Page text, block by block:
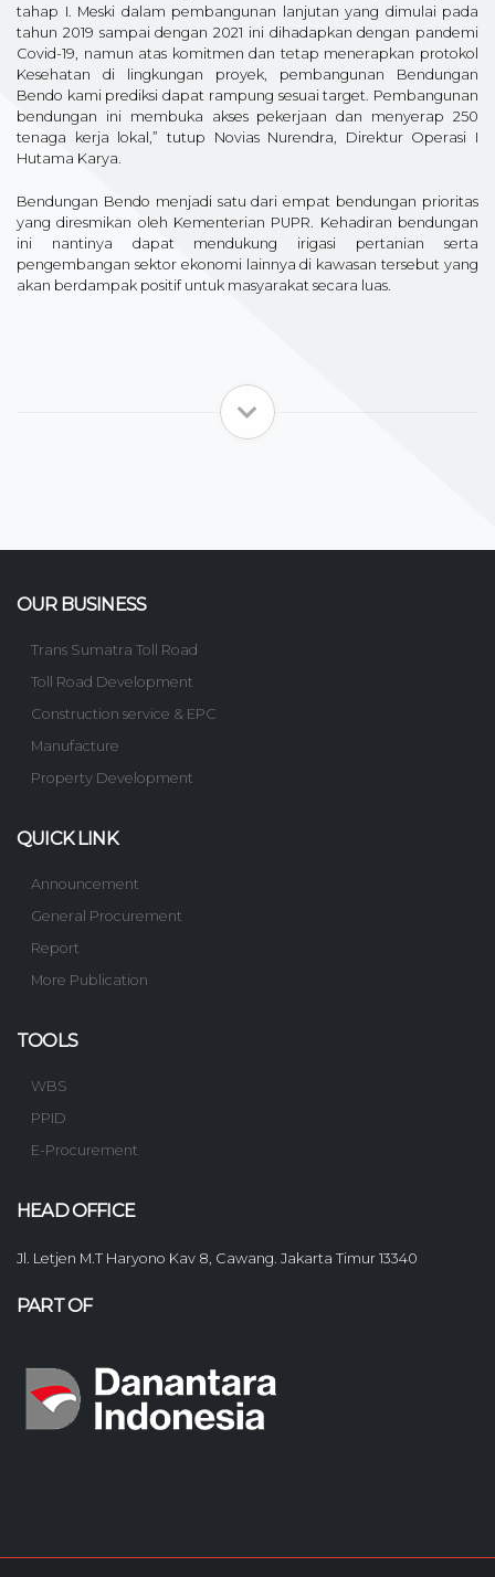
tahap I. Meski dalam pembangunan lanjutan yang dimulai pada
tahun 2019 sampai dengan 2021 ini dihadapkan dengan pandemi
Covid-19, namun atas komitmen dan tetap menerapkan protokol
Kesehatan di lingkungan proyek, pembangunan Bendungan
Bendo kami prediksi dapat rampung sesuai target. Pembangunan
bendungan ini membuka akses pekerjaan dan menyerap 250
tenaga kerja lokal,” tutup Novias Nurendra, Direktur Operasi I
Hutama Karya.
Bendungan Bendo menjadi satu dari empat bendungan prioritas
yang diresmikan oleh Kementerian PUPR. Kehadiran bendungan
ini nantinya dapat mendukung irigasi pertanian serta
pengembangan sektor ekonomi lainnya di kawasan tersebut yang
akan berdampak positif untuk masyarakat secara luas.
OUR BUSINESS
Trans Sumatra Toll Road
Toll Road Development
Construction service & EPC
Manufacture
Property Development
QUICK LINK
Announcement
General Procurement
Report
More Publication
TOOLS
WBS
PPID
E-Procurement
HEAD OFFICE
Jl. Letjen M.T Haryono Kav 8, Cawang. Jakarta Timur 13340
PART OF